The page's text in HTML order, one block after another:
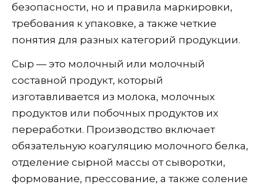
безопасности, но и правила маркировки,
требования к упаковке, а также четкие
понятия для разных категорий продукции.
Сыр — это молочный или молочный
составной продукт, который
изготавливается из молока, молочных
продуктов или побочных продуктов их
переработки. Производство включает
обязательную коагуляцию молочного белка,
отделение сырной массы от сыворотки,
формование, прессование, а также соление